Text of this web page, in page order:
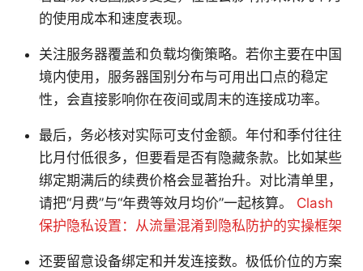
的使用成本和速度表现。
关注服务器覆盖和负载均衡策略。若你主要在中国
境内使用，服务器国别分布与可用出口点的稳定
性，会直接影响你在夜间或周末的连接成功率。
最后，务必核对实际可支付金额。年付和季付往往
比月付低很多，但要看是否有隐藏条款。比如某些
绑定期满后的续费价格会显著抬升。对比清单里，
请把“月费”与“年费等效月均价”一起核算。 Clash
保护隐私设置：从流量混淆到隐私防护的实操框架
还要留意设备绑定和并发连接数。极低价位的方案